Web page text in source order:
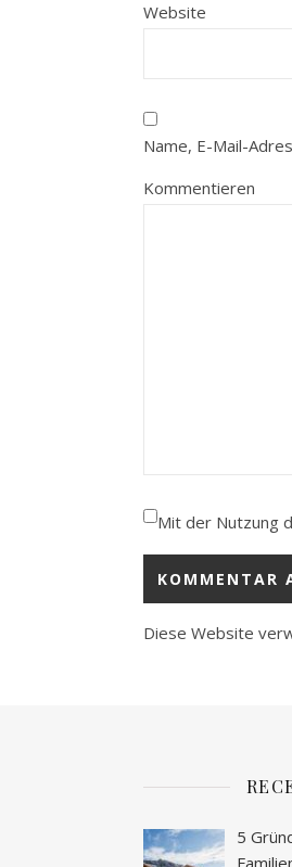
Website
Name, E-Mail-
Kommentieren
Mit der Nutzung
Diese Website
5